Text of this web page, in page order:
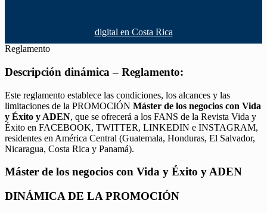
digital en Costa Rica
Reglamento
Descripción dinámica – Reglamento:
Este reglamento establece las condiciones, los alcances y las
limitaciones de la PROMOCIÓN Máster de los negocios con Vida
y Éxito y ADEN, que se ofrecerá a los FANS de la Revista Vida y
Éxito en FACEBOOK, TWITTER, LINKEDIN e INSTAGRAM,
residentes en América Central (Guatemala, Honduras, El Salvador,
Nicaragua, Costa Rica y Panamá).
Máster de los negocios con Vida y Éxito y ADEN
DINÁMICA DE LA PROMOCIÓN